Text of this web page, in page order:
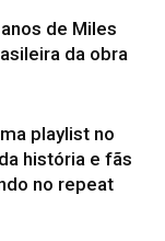
de Miles
da obra
playlist no
história e fãs
no repeat